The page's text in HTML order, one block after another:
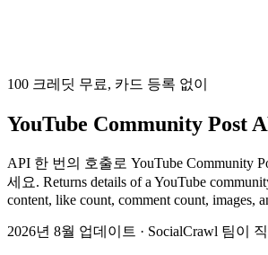
100 크레딧 무료, 카드 등록 없이
YouTube Community Post
API 한 번의 호출로 YouTube Community
세요. Returns details of a YouTube
content, like count, comment count, images,
2026년 8월 업데이트 · SocialCrawl 팀이